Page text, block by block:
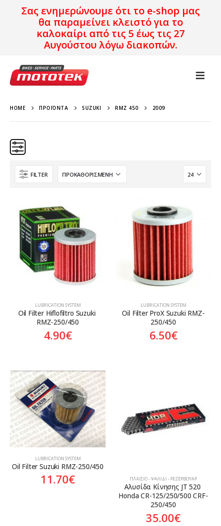
Σας ενημερώνουμε ότι το e-shop μας
θα παραμείνει κλειστό για το
καλοκαίρι από τις 5 έως τις 27
Αυγούστου λόγω διακοπών.
HOME ΠΡΟΪΌΝΤΑ SUZUKI RMZ 450 2009
Κατηγορίες
Προϊόν Προέλευση
Aftermarket Aftermarket
Genuine
Γνήσιο
FILTER
LUBRICATION SYSTEM
Oil Filter Hiflofiltro Suzuki
RMZ-250/450
4.90€
LUBRICATION SYSTEM
Oil Filter ProX Suzuki RMZ-
250/450
6.50€
LUBRICATION SYSTEM
Oil Filter Suzuki RMZ-250/450
11.70€ ΠΛΑΊΣΙΟ - ΨΑΛΊΔΙ - ΡΕΖΕΡΒΟΥΆΡ
Αλυσίδα Κίνησης JT 520
Honda CR-125/250/500 CRF-
250/450
35.00€